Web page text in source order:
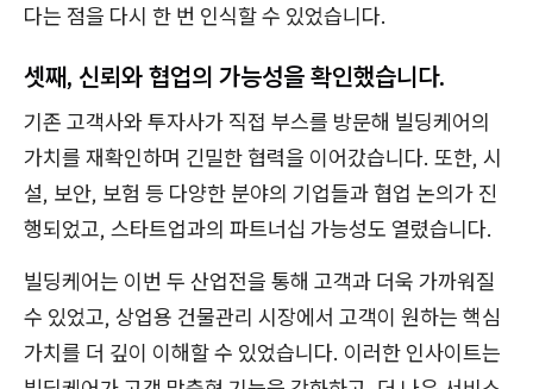
다는 점을 다시 한 번 인식할 수 있었습니다.
셋째, 신뢰와 협업의 가능성을 확인했습니다.
기존 고객사와 투자사가 직접 부스를 방문해 빌딩케어의
가치를 재확인하며 긴밀한 협력을 이어갔습니다. 또한, 시
설, 보안, 보험 등 다양한 분야의 기업들과 협업 논의가 진
행되었고, 스타트업과의 파트너십 가능성도 열렸습니다.
빌딩케어는 이번 두 산업전을 통해 고객과 더욱 가까워질
수 있었고, 상업용 건물관리 시장에서 고객이 원하는 핵심
가치를 더 깊이 이해할 수 있었습니다. 이러한 인사이트는